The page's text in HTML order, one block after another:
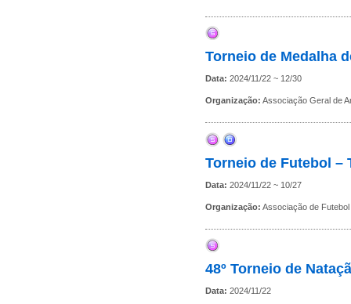
Torneio de Medalha
Data: 2024/11/22 ~ 12/30
Organização: Associação Geral de
Torneio de Futebol –
Data: 2024/11/22 ~ 10/27
Organização: Associação de
48º Torneio de
Data: 2024/11/22